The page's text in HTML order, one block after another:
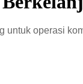
untuk operasi